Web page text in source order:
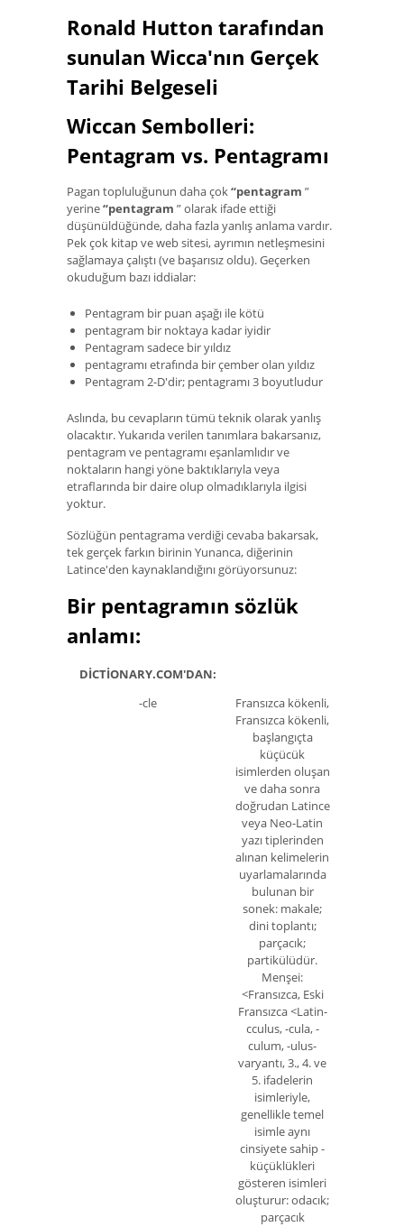
Ronald Hutton tarafından
sunulan Wicca'nın Gerçek
Tarihi Belgeseli
Wiccan Sembolleri:
Pentagram vs. Pentagramı
Pagan topluluğunun daha çok“pentagram ”
yerine“pentagram ” olarak ifade ettiği
düşünüldüğünde, daha fazla yanlış anlama vardır.
Pek çok kitap ve web sitesi, ayrımın netleşmesini
sağlamaya çalıştı (ve başarısız oldu). Geçerken
okuduğum bazı iddialar:
Pentagram bir puan aşağı ile kötü
pentagram bir noktaya kadar iyidir
Pentagram sadece bir yıldız
pentagramı etrafında bir çember olan yıldız
Pentagram 2-D'dir; pentagramı 3 boyutludur
Aslında, bu cevapların tümü teknik olarak yanlış
olacaktır. Yukarıda verilen tanımlara bakarsanız,
pentagram ve pentagramı eşanlamlıdır ve
noktaların hangi yöne baktıklarıyla veya
etraflarında bir daire olup olmadıklarıyla ilgisi
yoktur.
Sözlüğün pentagrama verdiği cevaba bakarsak,
tek gerçek farkın birinin Yunanca, diğerinin
Latince'den kaynaklandığını görüyorsunuz:
Bir pentagramın sözlük
anlamı:
DICTIONARY.COM'DAN:
-cle
Fransızca kökenli,
Fransızca kökenli,
başlangıçta
küçücük
isimlerden oluşan
ve daha sonra
doğrudan Latince
veya Neo-Latin
yazı tiplerinden
alınan kelimelerin
uyarlamalarında
bulunan bir
sonek: makale;
dini toplantı;
parçacık;
partikülüdür.
Menşei:
<Fransızca, Eski
Fransızca <Latin-
cculus, -cula, -
culum, -ulus-
varyantı, 3., 4. ve
5. ifadelerin
isimleriyle,
genellikle temel
isimle aynı
cinsiyete sahip -
küçüklükleri
gösteren isimleri
oluşturur: odacık;
parçacık